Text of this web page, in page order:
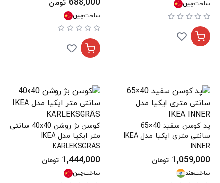
ساختچین 688,000 تومان
ساختچین
پد کوسن سفید 40×65
سانتی متری ایکیا مدل IKEA
INNER
1,059,000 تومان
ساختهند
کوسن بژ روشن 40x40 سانتی
متر ایکیا مدل IKEA
KÄRLEKSGRÄS
1,444,000 تومان
ساختچین